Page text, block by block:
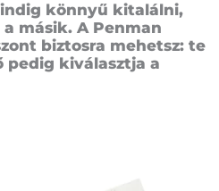
könnyű kitalálni,
másik. A Penman
biztosra mehetsz: te
pedig kiválasztja a